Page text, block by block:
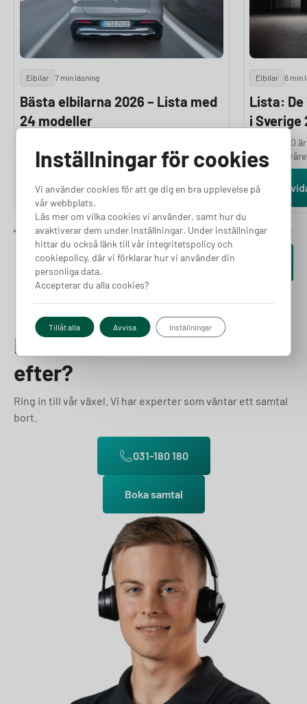
Elbilar 7 min läsning
Bästa elbilarna 2026 – Lista med
24 modeller
elbilarna har du kommit helt rätt. Norska
Motor.no granskar och testar ett stort antal
elbilar varje år för att ge dig en objektiv och
välgrundad ranking. Bedömningarna bygger på
en hel rad parametrar, bland annat prestanda,
räckvidd, komfort, lastutrymme och
prisvärdhet, kombinerat med experternas
subjektiva intryck. I den här artikeln presenterar
vi de 24 bästa elbilarna 2026.
Läs vidare
Elbilar 6 min
Lista:
i Sverige
Volvo EX40
första
mellan
Tesla Model
under
som flest
Läs
Se fler artiklar
Hittar du inte det du letar
efter?
Ring in till vår växel. Vi har experter som väntar ett samtal
bort.
031-180 180
Boka samtal
Inställningar för cookies
Vi använder cookies för att ge dig en bra upplevelse på
vår webbplats.
Läs mer om vilka cookies vi använder, samt hur du
avaktiverar dem under inställningar. Under inställningar
hittar du också länk till vår integritetspolicy och
cookiepolicy, där vi förklarar hur vi använder din
personliga data.
Accepterar du alla cookies?
Tillåt alla Avvisa Inställningar